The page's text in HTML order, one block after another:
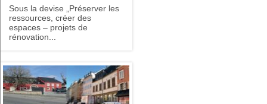
Sous la devise „Préserver les
ressources, créer des
espaces – projets de
rénovation...